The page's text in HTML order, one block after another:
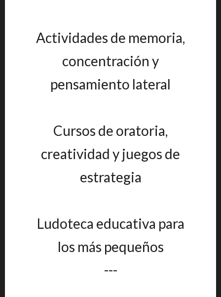
Actividades de memoria,
concentración y
pensamiento lateral
Cursos de oratoria,
creatividad y juegos de
estrategia
Ludoteca educativa para
los más pequeños
---